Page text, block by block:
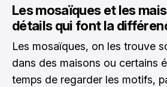
Les mosaïques et les
détails qui font la
Les mosaïques, on les trouve
dans des maisons ou certains
temps de regarder les motifs,